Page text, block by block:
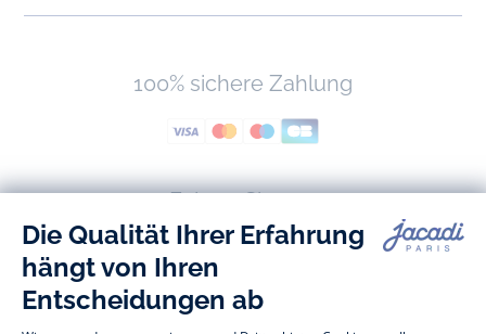
100% sichere Zahlung
Folgen Sie uns
Facebook
-
Jacadi
Paris
Tiktok
Jacadi
Paris
InstagramYoutube